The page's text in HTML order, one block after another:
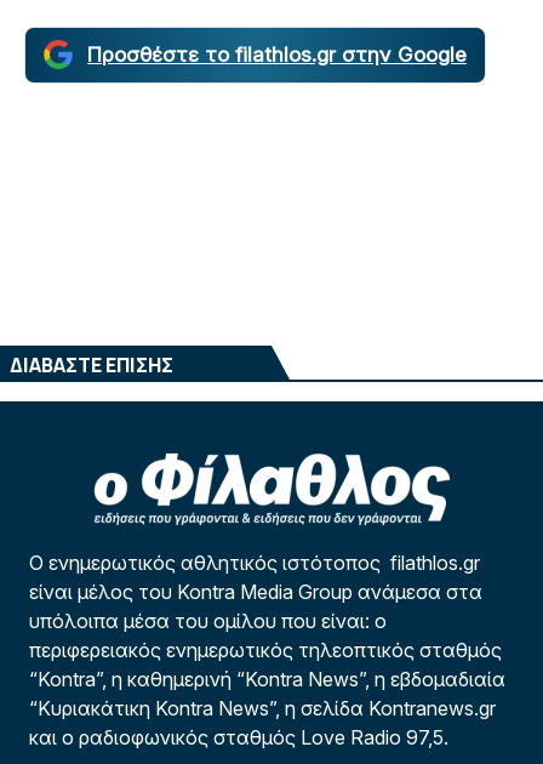
Προσθέστε το filathlos.gr στην Google
ΔΙΑΒΑΣΤΕ ΕΠΙΣΗΣ
Ο ενημερωτικός αθλητικός ιστότοπος filathlos.gr
είναι μέλος του Kontra Media Group ανάμεσα στα
υπόλοιπα μέσα του ομίλου που είναι: ο
περιφερειακός ενημερωτικός τηλεοπτικός σταθμός
“Kontra”, η καθημερινή “Kontra News”, η εβδομαδιαία
“Κυριακάτικη Kontra News”, η σελίδα Kontranews.gr
και ο ραδιοφωνικός σταθμός Love Radio 97,5.